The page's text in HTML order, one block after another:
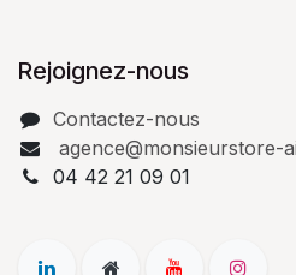
Rejoignez-nous
Contactez-nous
agence@monsieurstore-
04 42 21 09 01